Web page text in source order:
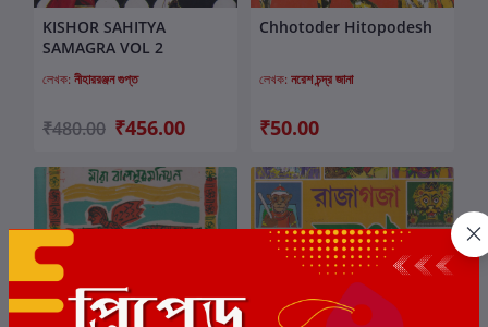
কার্টে যোগ করুন
KISHOR SAHITYA
SAMAGRA VOL 2
লেখক: নীহাররঞ্জন গুপ্ত
₹480.00 ₹456.00
কার্টে যোগ করুন
Chhotoder Hitopodesh
লেখক: নরেশ চন্দ্র জানা
₹50.00